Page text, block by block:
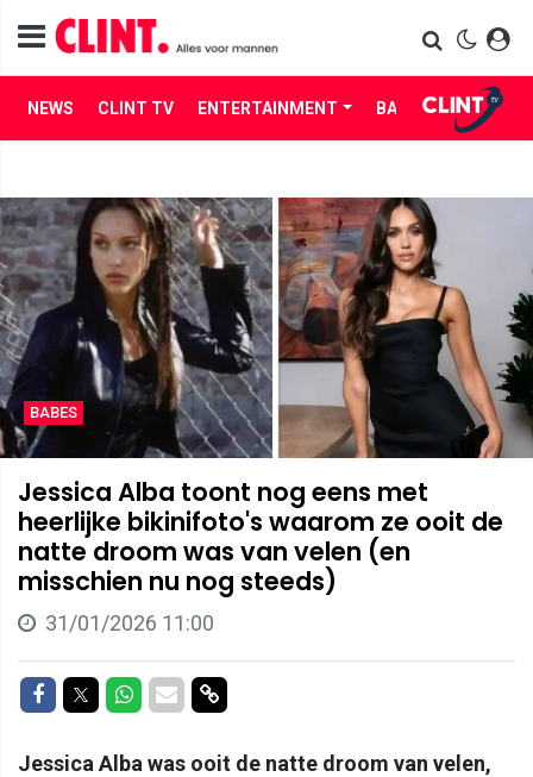
NEWS CLINT TV ENTERTAINMENT BABES LIFE
BABES
Jessica Alba toont nog eens met
heerlijke bikinifoto's waarom ze ooit de
natte droom was van velen (en
misschien nu nog steeds)
31/01/2026 11:00
Delen op Facebook
Delen op Twitter
Delen op Whatsapp
Delen via Mail
Delen via link
Jessica Alba was ooit de natte droom van velen,